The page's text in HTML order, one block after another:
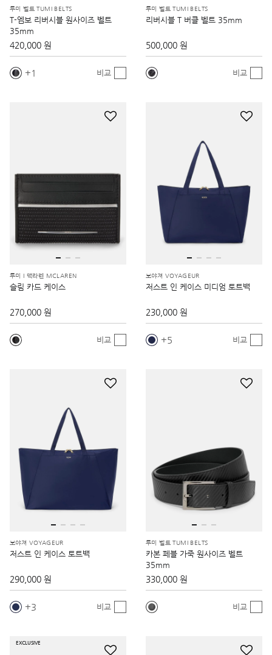
투미 벨트 TUMI BELTS
T-엠보 리버시블 원사이즈 벨트
35mm
420,000 원
1 비교
투미 벨트 TUMI BELTS
리버시블 T 버클 벨트 35mm
500,000 원
비교
투미 I 맥라렌 MCLAREN
슬림 카드 케이스
270,000 원
비교
보야져 VOYAGEUR
저스트 인 케이스 미디엄 토트백
230,000 원
5 비교
보야져 VOYAGEUR
저스트 인 케이스 토트백
290,000 원
3 비교
투미 벨트 TUMI BELTS
카본 페블 가죽 원사이즈 벨트
35mm
330,000 원
비교
EXCLUSIVE